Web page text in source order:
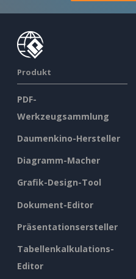
Produkt
PDF-
Werkzeugsammlung
Daumenkino-Hersteller
Diagramm-Macher
Grafik-Design-Tool
Dokument-Editor
Präsentationsersteller
Tabellenkalkulations-
Editor